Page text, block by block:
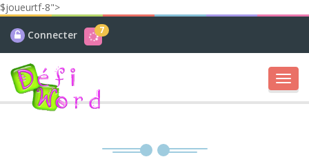
$joueurtf-8">
Connecter 7